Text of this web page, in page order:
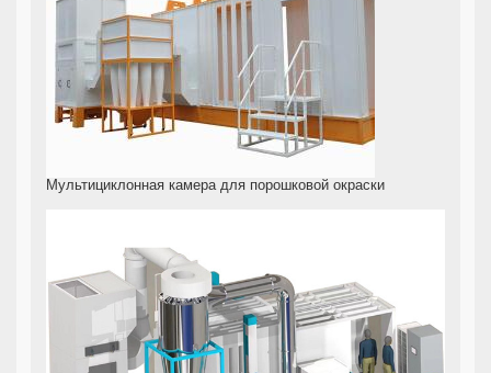
Мультициклонная камера для порошковой окраски